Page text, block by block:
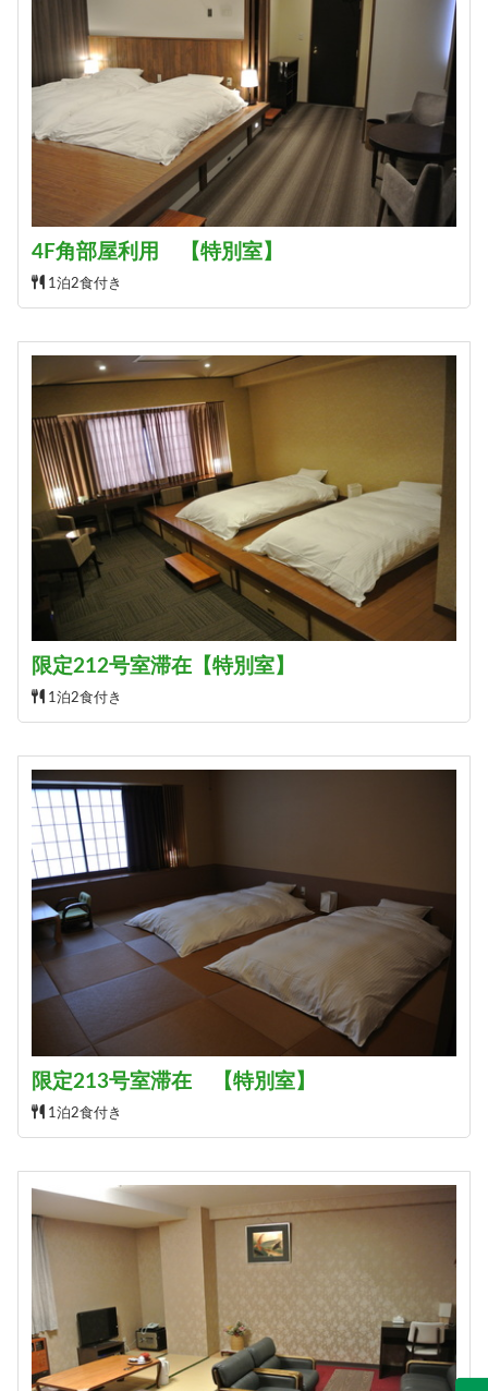
4F角部屋利用 【特別室】
1泊2食付き
限定212号室滞在【特別室】
1泊2食付き
限定213号室滞在 【特別室】
1泊2食付き